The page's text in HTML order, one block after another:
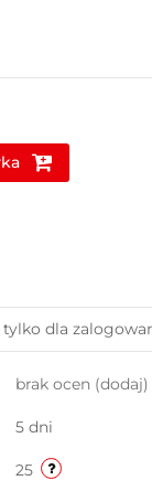
dla
brak ocen (dodaj)
5 dni
25